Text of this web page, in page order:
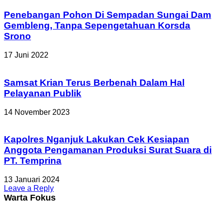
Penebangan Pohon Di Sempadan Sungai Dam
Gembleng, Tanpa Sepengetahuan Korsda
Srono
17 Juni 2022
Samsat Krian Terus Berbenah Dalam Hal
Pelayanan Publik
14 November 2023
Kapolres Nganjuk Lakukan Cek Kesiapan
Anggota Pengamanan Produksi Surat Suara di
PT. Temprina
13 Januari 2024
Leave a Reply
Warta Fokus